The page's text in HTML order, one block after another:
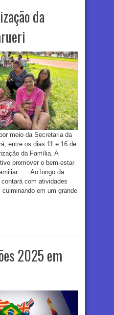
da
meio da Secretaria da
entre os dias 11 e 16 de
da Família. A
promover o bem-estar
Ao longo da
com atividades
em um grande
2025 em